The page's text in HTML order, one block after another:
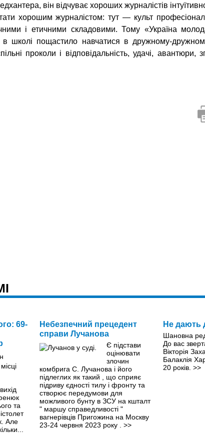
він відчуває хороших журналістів
хорошим журналістом: тут — культ
і етичними складовими. Тому «Україна
в школі пощастило навчатися в дружному-
проколи і відповідальність, удачі, авантюри,
69-
та
Але
Небезпечний прецедент
справи Лучанова
Є підстави
оцінювати
злочин
комбрига С. Лучанова і його
підлеглих як такий , що сприяє
підриву єдності тилу і фронту та
створює передумови для
можливого бунту в ЗСУ на кшталт
" маршу справедливості "
вагнерівців Пригожина на Москву
23-24 червня 2023 року . >>
Не дають
Шановна
До вас
Вікторія
Балаклія
20 років. >>